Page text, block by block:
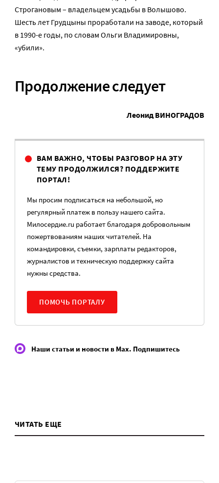
Строгановым – владельцем усадьбы в Волышово.
Шесть лет Грудцыны проработали на заводе, который
в 1990-е годы, по словам Ольги Владимировны,
«убили».
Продолжение следует
Леонид ВИНОГРАДОВ
ВАМ ВАЖНО, ЧТОБЫ РАЗГОВОР НА ЭТУ
ТЕМУ ПРОДОЛЖИЛСЯ? ПОДДЕРЖИТЕ
ПОРТАЛ!
Мы просим подписаться на небольшой, но
регулярный платеж в пользу нашего сайта.
Милосердие.ru работает благодаря добровольным
пожертвованиям наших читателей. На
командировки, съемки, зарплаты редакторов,
журналистов и техническую поддержку сайта
нужны средства.
ПОМОЧЬ ПОРТАЛУ
Наши статьи и новости в Max. Подпишитесь
ЧИТАТЬ ЕЩЕ